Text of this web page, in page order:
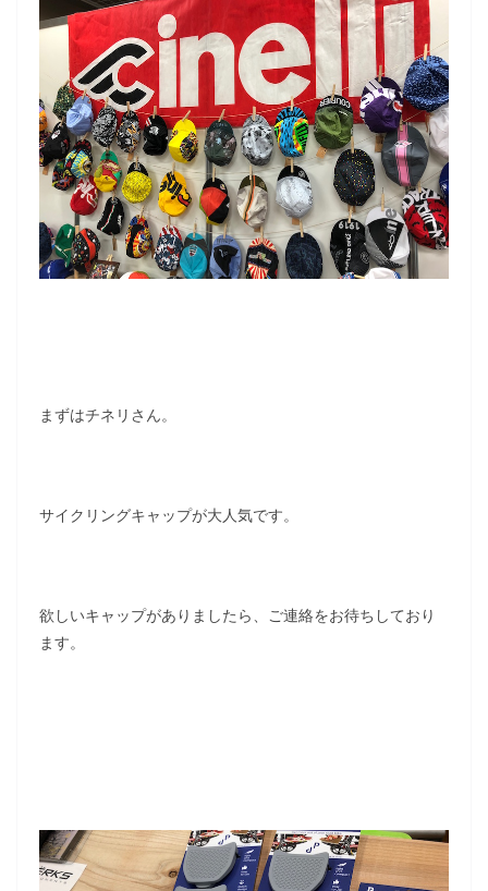
まずはチネリさん。
サイクリングキャップが大人気です。
欲しいキャップがありましたら、ご連絡をお待ちしており
ます。